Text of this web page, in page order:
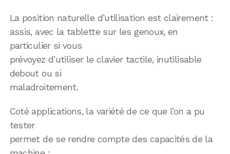
La position naturelle d’utilisation est clairement :
assis, avec la tablette sur les genoux, en
particulier si vous
prévoyez d’utiliser le clavier tactile, inutilisable
debout ou si
maladroitement.
Coté applications, la variété de ce que l’on a pu
tester
permet de se rendre compte des capacités de la